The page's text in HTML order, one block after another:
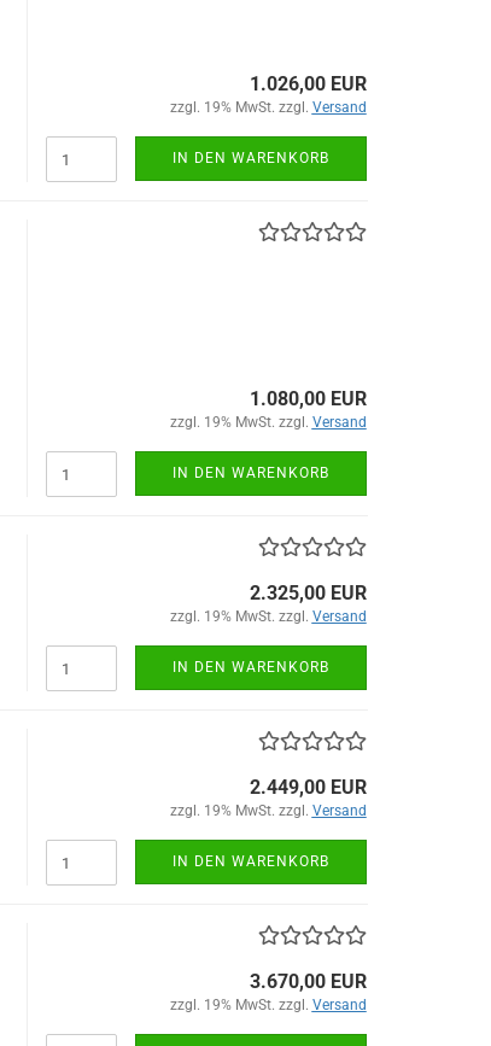
1.026,00 EUR
zzgl. 19% MwSt. zzgl. Versand
IN DEN WARENKORB
1.080,00 EUR
zzgl. 19% MwSt. zzgl. Versand
IN DEN WARENKORB
2.325,00 EUR
zzgl. 19% MwSt. zzgl. Versand
IN DEN WARENKORB
2.449,00 EUR
zzgl. 19% MwSt. zzgl. Versand
IN DEN WARENKORB
3.670,00 EUR
zzgl. 19% MwSt. zzgl. Versand